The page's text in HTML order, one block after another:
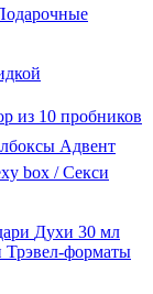
из 10 пробников
Адвент
box / Секси
Духи 30 мл
Трэвел-форматы